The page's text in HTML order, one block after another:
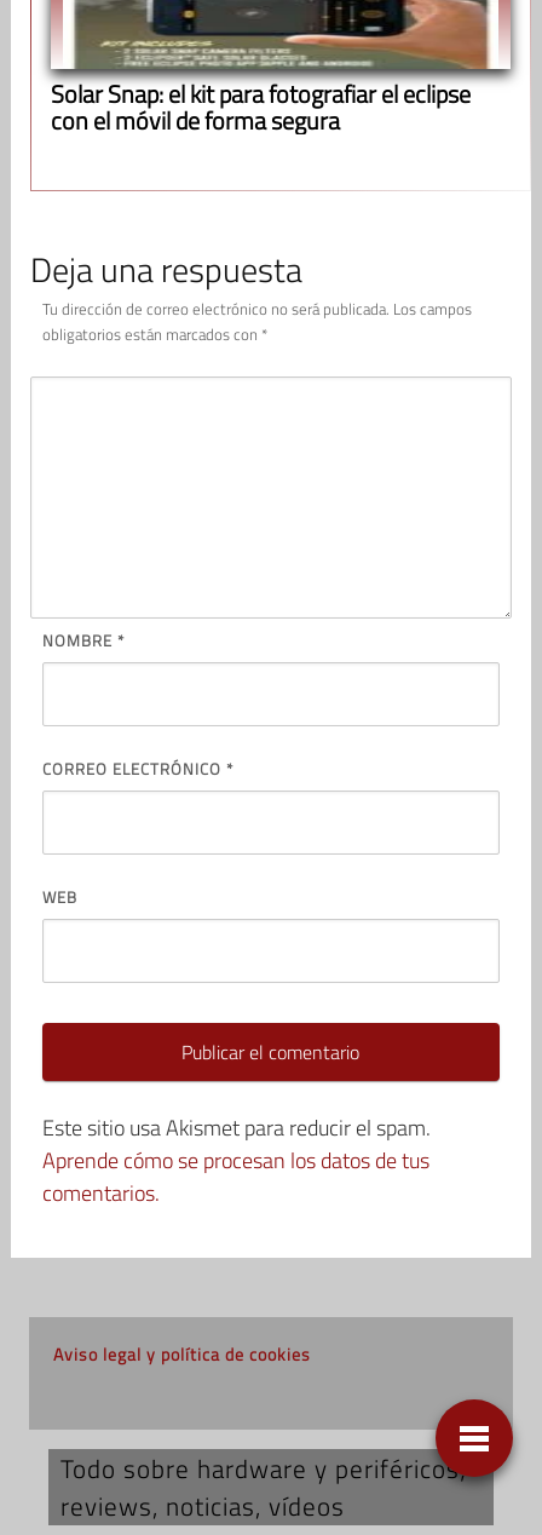
Solar Snap: el kit para fotografiar el eclipse
con el móvil de forma segura
Deja una respuesta
Tu dirección de correo electrónico no será publicada. Los campos
obligatorios están marcados con *
NOMBRE *
CORREO ELECTRÓNICO *
WEB
Este sitio usa Akismet para reducir el spam.
Aprende cómo se procesan los datos de tus
comentarios.
Aviso legal y política de cookies
Todo sobre hardware y periféricos;
reviews, noticias, vídeos